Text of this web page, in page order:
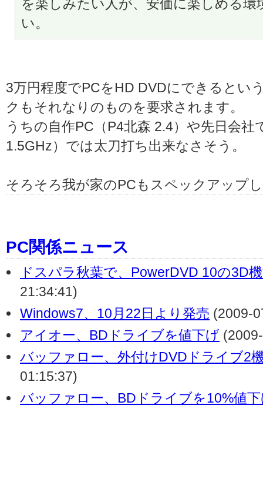
を楽しみたい人が、安価に楽しめる
い。
3万円程度でPCをHD DVDにできるとい
クもそれなりのものを要求されます。
うちの自作PC（P4北森 2.4）や先日会
1.5GHz）では太刀打ち出来なさそう。
そろそろ我が家のPCもスペックアップ
PC関係ニュース
ドスパラ秋葉で、PowerDVD 10の3D
21:34:41)
Windows7、10月22日より発売 (2009-
アイオー、BDドライブを値下げ
バッファロー、外付けDVDドライブ2
01:15:37)
バッファロー、BDドライブを10%値